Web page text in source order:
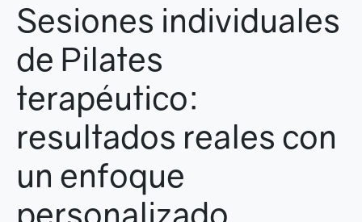
Sesiones individuales
de Pilates
terapéutico:
resultados reales con
un enfoque
personalizado